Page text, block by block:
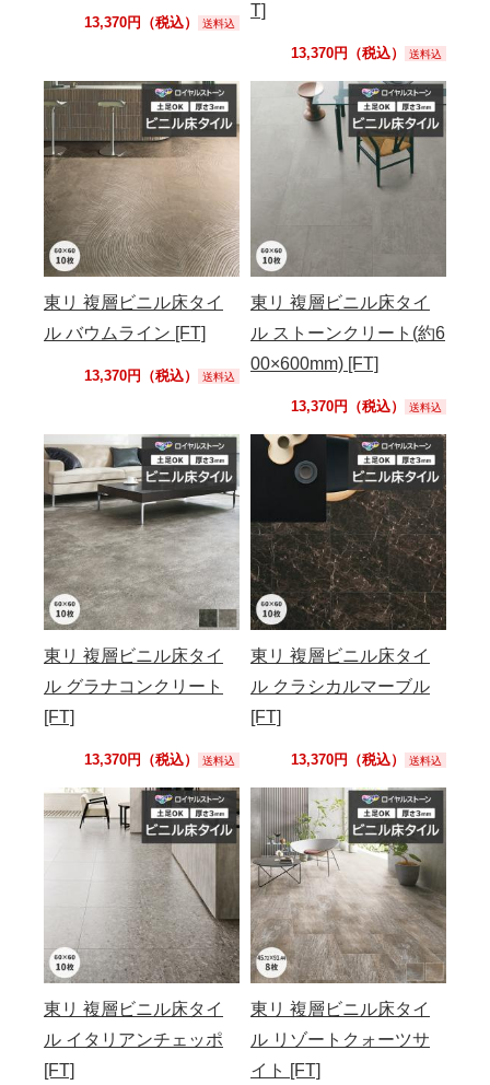
13,370円（税込） 送料込
T]
13,370円（税込） 送料込
東リ 複層ビニル床タイ
ル バウムライン [FT]
13,370円（税込） 送料込
東リ 複層ビニル床タイ
ル ストーンクリート(約6
00×600mm) [FT]
13,370円（税込） 送料込
東リ 複層ビニル床タイ
ル グラナコンクリート
[FT]
13,370円（税込） 送料込
東リ 複層ビニル床タイ
ル クラシカルマーブル
[FT]
13,370円（税込） 送料込
東リ 複層ビニル床タイ
ル イタリアンチェッポ
[FT]
東リ 複層ビニル床タイ
ル リゾートクォーツサ
イト [FT]